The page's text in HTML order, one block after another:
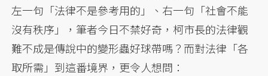
左一句「法律不是參考用的」、右一句「社會不能
沒有秩序」，筆者今日不禁好奇，柯市長的法律觀
難不成是傳說中的變形蟲好球帶嗎？而對法律「各
取所需」到這番境界，更令人想問：